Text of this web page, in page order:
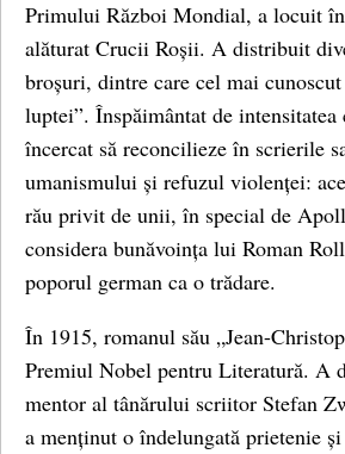
Primului Război Mondial, a locuit
alăturat Crucii Roșii. A distribuit
broșuri, dintre care cel mai cunoscut
luptei”. Înspăimântat de
încercat să reconcilieze în scrierile
umanismului și refuzul violenței:
rău privit de unii, în special de
considera bunăvoința lui Roman
poporul german ca o trădare.
În 1915, romanul său „Jean-
Premiul Nobel pentru Literatură. A
mentor al tânărului scriitor Stefan
a menținut o îndelungată prietenie